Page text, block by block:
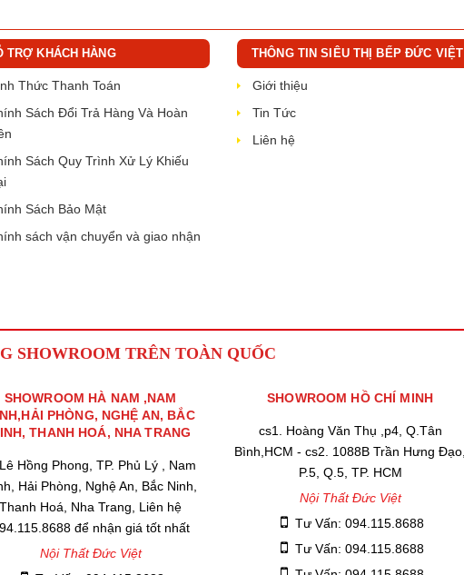
TRỢ KHÁCH HÀNG
Thức Thanh Toán
Sách Đổi Trả Hàng Và Hoàn
Sách Quy Trình Xử Lý Khiếu
Sách Bảo Mật
sách vận chuyển và giao nhận
THÔNG TIN SIÊU THỊ BẾP ĐỨC VIỆT
Giới thiệu
Tin Tức
Liên hệ
SHOWROOM TRÊN TOÀN QUỐC
SHOWROOM HÀ NAM ,NAM
PHÒNG, NGHỆ AN, BẮC
THANH HOÁ, NHA TRANG
Hồng Phong, TP. Phủ Lý , Nam
Hải Phòng, Nghệ An, Bắc Ninh,
Thanh Hoá, Nha Trang, Liên hệ
để nhận giá tốt nhất
Nội Thất Đức Việt
SHOWROOM HỒ CHÍ MINH
cs1. Hoàng Văn Thụ ,p4, Q.Tân
Bình,HCM - cs2. 1088B Trần Hưng Đạo,
P.5, Q.5, TP. HCM
Nội Thất Đức Việt
Tư Vấn: 094.115.8688
Tư Vấn: 094.115.8688